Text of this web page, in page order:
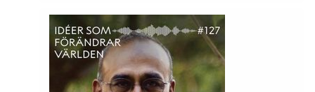
1700-talet?Kerstin Enflo, professor i ekonomisk
historia, tar avstamp i 2025 års
ekonomipristagare Joel Mokyrs forskning och
förklarar hur kunskap blir till verklig
förändring.Foto: Johan Persson.